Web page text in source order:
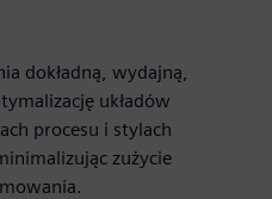
dokładną, wydajną,
układów
procesu i stylach
zużycie